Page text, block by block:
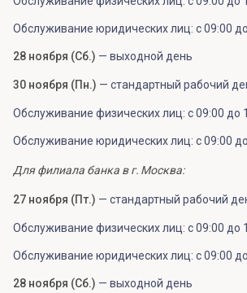
Обслуживание юридических лиц: с 09:00
28 ноября (Сб.) — выходной день
30 ноября (Пн.) — стандартный рабочий
Обслуживание физических лиц: с 09:00 до
Обслуживание юридических лиц: с 09:00
Для филиала банка в г. Москва:
27 ноября (Пт.) — стандартный рабочий
Обслуживание физических лиц: с 09:00 до
Обслуживание юридических лиц: с 09:00
28 ноября (Сб.) — выходной день